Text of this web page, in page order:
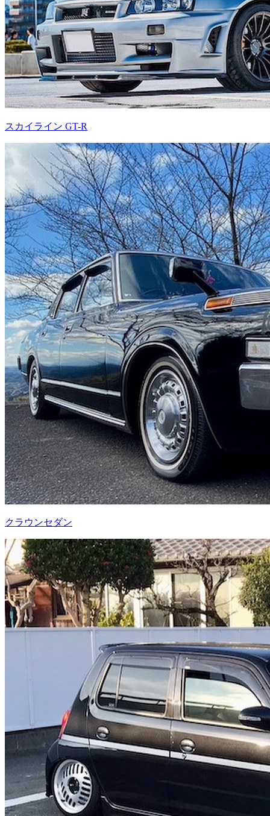
スカイライン GT-R
クラウンセダン